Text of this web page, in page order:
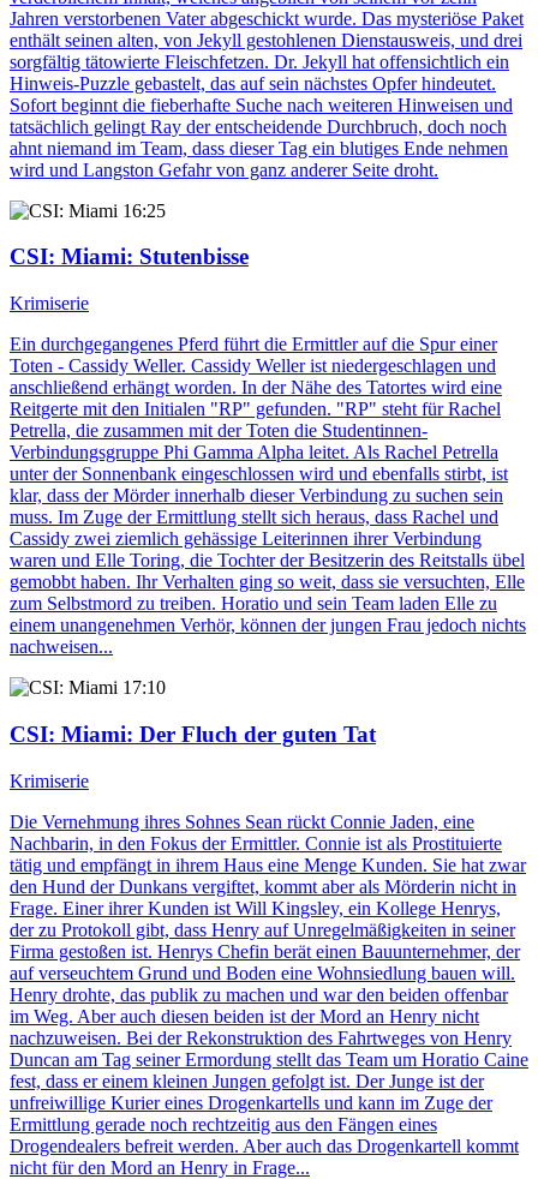
Jahren verstorbenen Vater abgeschickt wurde. Das mysteriöse Paket
enthält seinen alten, von Jekyll gestohlenen Dienstausweis, und drei
sorgfältig tätowierte Fleischfetzen. Dr. Jekyll hat offensichtlich ein
Hinweis-Puzzle gebastelt, das auf sein nächstes Opfer hindeutet.
Sofort beginnt die fieberhafte Suche nach weiteren Hinweisen und
tatsächlich gelingt Ray der entscheidende Durchbruch, doch noch
ahnt niemand im Team, dass dieser Tag ein blutiges Ende nehmen
wird und Langston Gefahr von ganz anderer Seite droht.
16:25
CSI: Miami: Stutenbisse
Krimiserie
Ein durchgegangenes Pferd führt die Ermittler auf die Spur einer
Toten - Cassidy Weller. Cassidy Weller ist niedergeschlagen und
anschließend erhängt worden. In der Nähe des Tatortes wird eine
Reitgerte mit den Initialen "RP" gefunden. "RP" steht für Rachel
Petrella, die zusammen mit der Toten die Studentinnen-
Verbindungsgruppe Phi Gamma Alpha leitet. Als Rachel Petrella
unter der Sonnenbank eingeschlossen wird und ebenfalls stirbt, ist
klar, dass der Mörder innerhalb dieser Verbindung zu suchen sein
muss. Im Zuge der Ermittlung stellt sich heraus, dass Rachel und
Cassidy zwei ziemlich gehässige Leiterinnen ihrer Verbindung
waren und Elle Toring, die Tochter der Besitzerin des Reitstalls übel
gemobbt haben. Ihr Verhalten ging so weit, dass sie versuchten, Elle
zum Selbstmord zu treiben. Horatio und sein Team laden Elle zu
einem unangenehmen Verhör, können der jungen Frau jedoch nichts
nachweisen...
17:10
CSI: Miami: Der Fluch der guten Tat
Krimiserie
Die Vernehmung ihres Sohnes Sean rückt Connie Jaden, eine
Nachbarin, in den Fokus der Ermittler. Connie ist als Prostituierte
tätig und empfängt in ihrem Haus eine Menge Kunden. Sie hat zwar
den Hund der Dunkans vergiftet, kommt aber als Mörderin nicht in
Frage. Einer ihrer Kunden ist Will Kingsley, ein Kollege Henrys,
der zu Protokoll gibt, dass Henry auf Unregelmäßigkeiten in seiner
Firma gestoßen ist. Henrys Chefin berät einen Bauunternehmer, der
auf verseuchtem Grund und Boden eine Wohnsiedlung bauen will.
Henry drohte, das publik zu machen und war den beiden offenbar
im Weg. Aber auch diesen beiden ist der Mord an Henry nicht
nachzuweisen. Bei der Rekonstruktion des Fahrtweges von Henry
Duncan am Tag seiner Ermordung stellt das Team um Horatio Caine
fest, dass er einem kleinen Jungen gefolgt ist. Der Junge ist der
unfreiwillige Kurier eines Drogenkartells und kann im Zuge der
Ermittlung gerade noch rechtzeitig aus den Fängen eines
Drogendealers befreit werden. Aber auch das Drogenkartell kommt
nicht für den Mord an Henry in Frage...